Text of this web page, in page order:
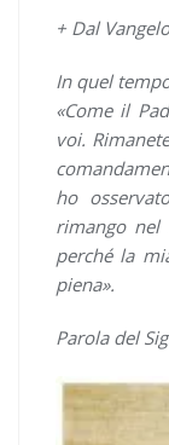
+ Dal
In quel
«Come il
voi.
ho
rimango nel
perché la
piena».
Parola del